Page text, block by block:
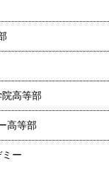
院高等部
高等部
ー